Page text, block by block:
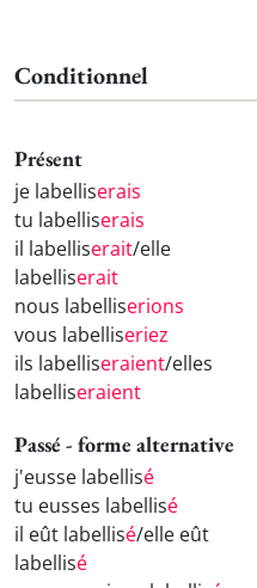
Conditionnel
Présent
je labelliserais
tu labelliserais
il labelliserait/elle
labelliserait
nous labelliserions
vous labelliseriez
ils labelliseraient/elles
labelliseraient
Passé - forme alternative
j'eusse labellisé
tu eusses labellisé
il eût labellisé/elle eût
labellisé